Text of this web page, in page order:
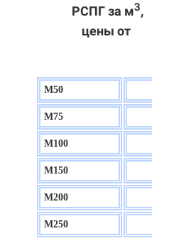
РСПГ за м3,
цены от
М50
М75
М100
М150
М200
М250